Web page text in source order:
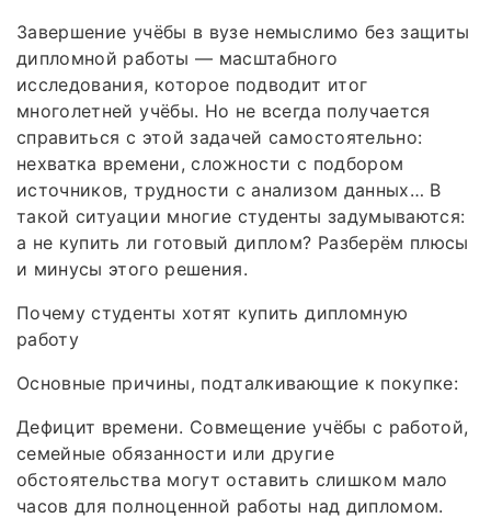
Завершение учёбы в вузе немыслимо без защиты
дипломной работы — масштабного
исследования, которое подводит итог
многолетней учёбы. Но не всегда получается
справиться с этой задачей самостоятельно:
нехватка времени, сложности с подбором
источников, трудности с анализом данных… В
такой ситуации многие студенты задумываются:
а не купить ли готовый диплом? Разберём плюсы
и минусы этого решения.
Почему студенты хотят купить дипломную
работу
Основные причины, подталкивающие к покупке:
Дефицит времени. Совмещение учёбы с работой,
семейные обязанности или другие
обстоятельства могут оставить слишком мало
часов для полноценной работы над дипломом.